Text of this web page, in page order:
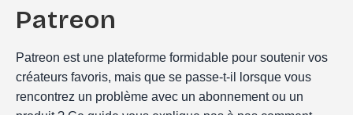
Patreon
Patreon est une plateforme formidable pour soutenir vos
créateurs favoris, mais que se passe-t-il lorsque vous
rencontrez un problème avec un abonnement ou un